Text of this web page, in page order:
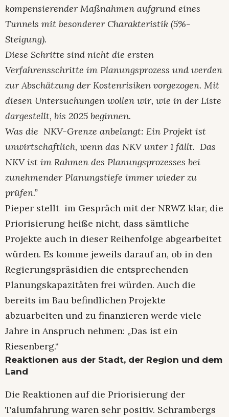
kompensierender Maßnahmen aufgrund eines
Tunnels mit besonderer Charakteristik (5%-
Steigung).
Diese Schritte sind nicht die ersten
Verfahrensschritte im Planungsprozess und werden
zur Abschätzung der Kostenrisiken vorgezogen. Mit
diesen Untersuchungen wollen wir, wie in der Liste
dargestellt, bis 2025 beginnen.
Was die NKV-Grenze anbelangt: Ein Projekt ist
unwirtschaftlich, wenn das NKV unter 1 fällt. Das
NKV ist im Rahmen des Planungsprozesses bei
zunehmender Planungstiefe immer wieder zu
prüfen.”
Pieper stellt im Gespräch mit der NRWZ klar, die
Priorisierung heiße nicht, dass sämtliche
Projekte auch in dieser Reihenfolge abgearbeitet
würden. Es komme jeweils darauf an, ob in den
Regierungspräsidien die entsprechenden
Planungskapazitäten frei würden. Auch die
bereits im Bau befindlichen Projekte
abzuarbeiten und zu finanzieren werde viele
Jahre in Anspruch nehmen: „Das ist ein
Riesenberg.“
Reaktionen aus der Stadt, der Region und dem
Land
Die Reaktionen auf die Priorisierung der
Talumfahrung waren sehr positiv. Schrambergs